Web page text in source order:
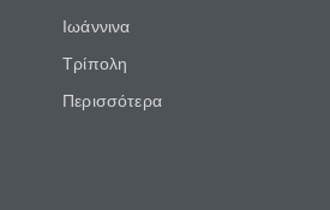
Ιωάννινα
Τρίπολη
Περισσότερα